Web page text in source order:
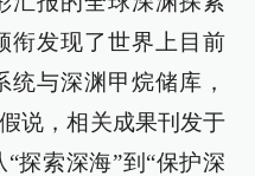
衔发现了世界上目前
与深渊甲烷储库，
说，相关成果刊发于
“探索深海”到“保护深